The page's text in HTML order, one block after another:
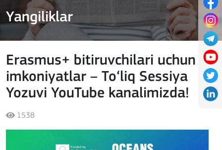
Yangiliklar
Erasmus+ bitiruvchilari uchun
imkoniyatlar – To‘liq Sessiya
Yozuvi YouTube kanalimizda!
1538